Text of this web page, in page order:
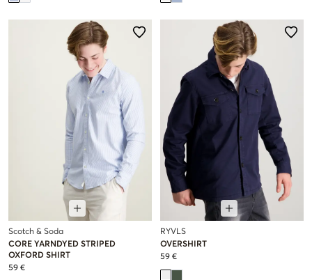
Scotch & Soda
CORE YARNDYED STRIPED
OXFORD SHIRT
59 €
RYVLS
OVERSHIRT
59 €